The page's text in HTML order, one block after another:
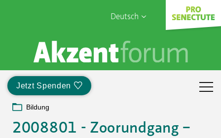
Deutsch
English
Français
Jetzt Spenden
Sophia Care
Bildung
2008801 - Zoorundgang –